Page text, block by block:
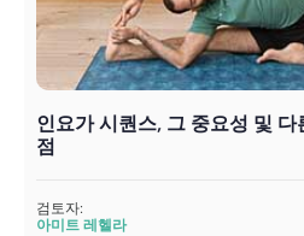
인요가 시퀀스, 그 중요성 및 다
점
검토자:
아미트 레헬라